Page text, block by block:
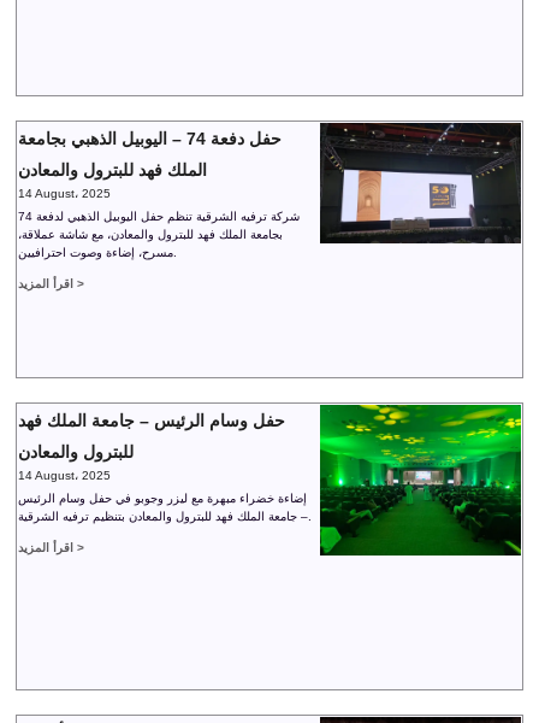
حفل دفعة 74 – اليوبيل الذهبي بجامعة
الملك فهد للبترول والمعادن
14 August، 2025
شركة ترفيه الشرقية تنظم حفل اليوبيل الذهبي لدفعة 74
بجامعة الملك فهد للبترول والمعادن، مع شاشة عملاقة،
اقرأ المزيد >
حفل وسام الرئيس – جامعة الملك فهد
للبترول والمعادن
14 August، 2025
إضاءة خضراء مبهرة مع ليزر وجوبو في حفل وسام الرئيس
اقرأ المزيد >